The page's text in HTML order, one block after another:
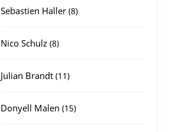
Sebastien Haller 88
Nico Schulz 88
Julian Brandt 1111
Donyell Malen 1515